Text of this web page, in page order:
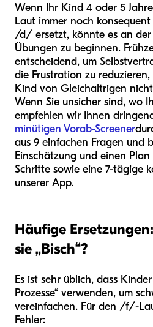
Wenn Ihr Kind 4 oder 5
Laut immer noch
/d/ ersetzt, könnte es an der
Übungen zu beginnen.
entscheidend, um
die Frustration zu
Kind von Gleichaltrigen
Wenn Sie unsicher sind, wo
empfehlen wir Ihnen
minütigen Vorab-Screener
aus 9 einfachen Fragen und
Einschätzung und einen
Schritte sowie eine 7-tägige
unserer App.
Häufige
sie „Bisch“?
Es ist sehr üblich, dass
Prozesse“ verwenden, um
vereinfachen. Für den /f/-
Fehler: